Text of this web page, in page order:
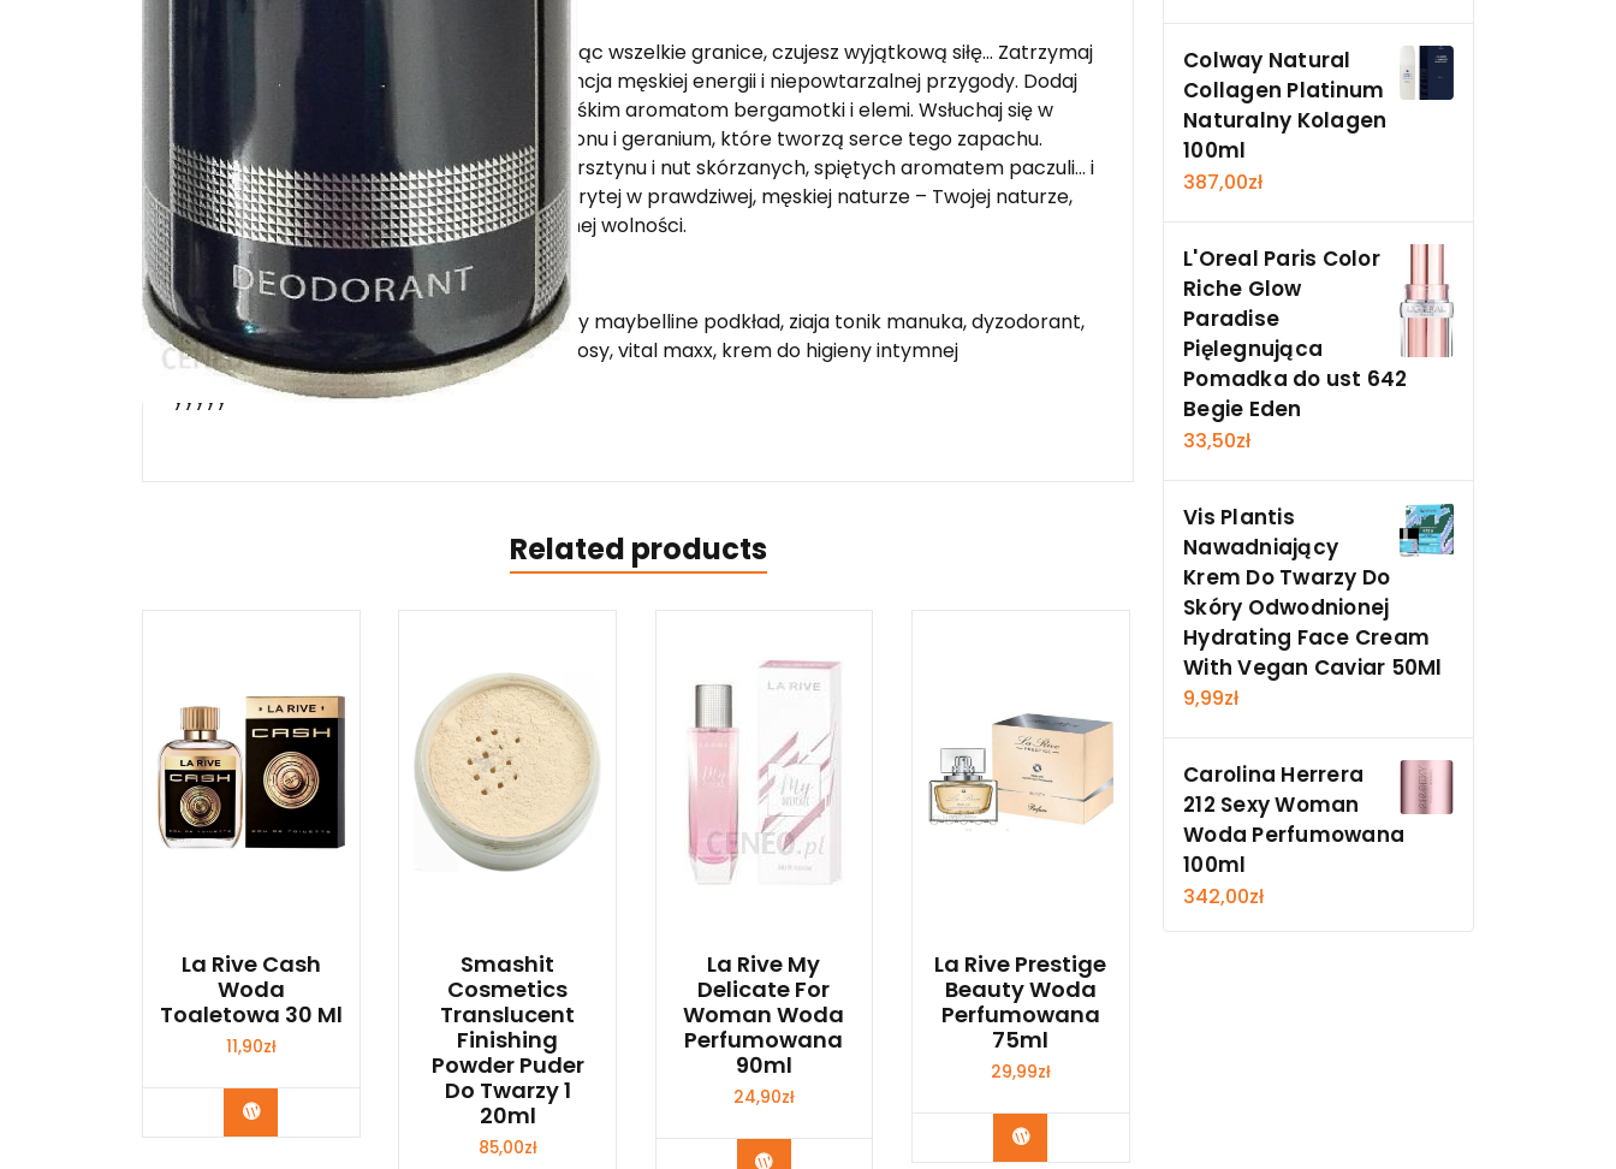
Gdy kolejny raz jesteś na krawędzi, pokonując wszelkie granice, czujesz wyjątkową siłę… Zatrzymaj
to uczucie! Zapach EXTREME STORY to esencja męskiej energii i niepowtarzalnej przygody. Dodaj
świeżości każdej swojej chwili dzięki jego rześkim aromatom bergamotki i elemi. Wsłuchaj się w
siebie i odkryj niezwykłą głębię nut kardamonu i geranium, które tworzą serce tego zapachu.
Poczuj płynącą z nut bazy siłę wetiweru, bursztynu i nut skórzanych, spiętych aromatem paczuli… i
znajdź w nich odbicie pierwotnej dzikości skrytej w prawdziwej, męskiej naturze – Twojej naturze,
której domeną jest poczucie nieograniczonej wolności.
Producent: La Rive
healthy mix 53, odzywka na rzesy, superstay maybelline podkład, ziaja tonik manuka, dyzodorant,
eveline oh my lips, spray nablyszczajacy wlosy, vital maxx, krem do higieny intymnej
yyyyy
Related products
La Rive Cash
Woda
Toaletowa 30 Ml
11,90zł
Zobacz
Smashit
Cosmetics
Translucent
Finishing
Powder Puder
Do Twarzy 1
20ml
85,00zł
La Rive My
Delicate For
Woman Woda
Perfumowana
90ml
24,90zł
Zobacz
La Rive Prestige
Beauty Woda
Perfumowana
75ml
29,99zł
Zobacz
Colway Natural
Collagen Platinum
Naturalny Kolagen
100ml
387,00zł
L'Oreal Paris Color
Riche Glow
Paradise
Pięlegnująca
Pomadka do ust 642
Begie Eden
33,50zł
Vis Plantis
Nawadniający
Krem Do Twarzy Do
Skóry Odwodnionej
Hydrating Face Cream
With Vegan Caviar 50Ml
9,99zł
Carolina Herrera
212 Sexy Woman
Woda Perfumowana
100ml
342,00zł